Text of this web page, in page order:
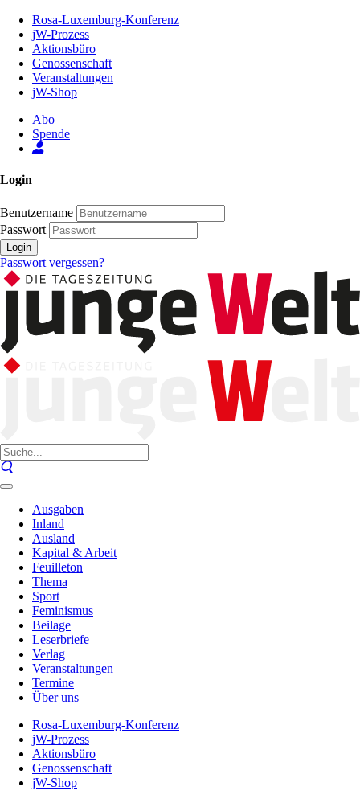
Inhalt
Seite
Rosa-Luxemburg-Konferenz
jW-Prozess
Aktionsbüro
Genossenschaft
Veranstaltungen
jW-Shop
Abo
Spende
Login
Benutzername
Passwort
Login
Passwort vergessen?
Ausgaben
Inland
Ausland
Kapital & Arbeit
Feuilleton
Thema
Sport
Feminismus
Beilage
Leserbriefe
Verlag
Veranstaltungen
Termine
Über uns
Rosa-Luxemburg-Konferenz
jW-Prozess
Aktionsbüro
Genossenschaft
jW-Shop